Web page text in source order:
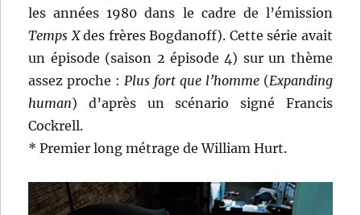
les années 1980 dans le cadre de l’émission
Temps Xdes frères Bogdanoff). Cette série avait
un épisode (saison 2 épisode 4) sur un thème
assez proche :Plus fort que l’homme(Expanding
human) d’après un scénario signé Francis
Cockrell.
* Premier long métrage de William Hurt.